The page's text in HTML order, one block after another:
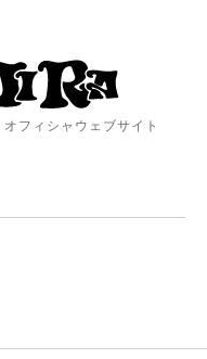
フィシャウェブサイト